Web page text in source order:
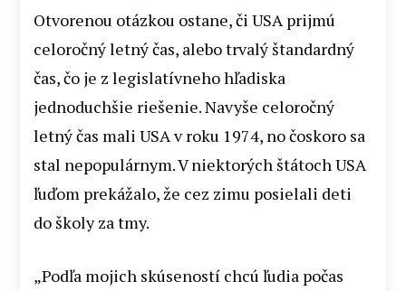
Otvorenou otázkou ostane, či USA prijmú
celoročný letný čas, alebo trvalý štandardný
čas, čo je z legislatívneho hľadiska
jednoduchšie riešenie. Navyše celoročný
letný čas mali USA v roku 1974, no čoskoro sa
stal nepopulárnym. V niektorých štátoch USA
ľuďom prekážalo, že cez zimu posielali deti
do školy za tmy.
„Podľa mojich skúseností chcú ľudia počas